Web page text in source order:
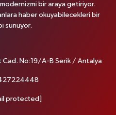
bir araya getiriyor.
haber okuyabilecekleri bir
sunuyor.
Cad. No:19/A-B Serik / Antalya
protected]